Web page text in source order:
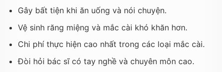
Gây bất tiện khi ăn uống và nói chuyện.
Vệ sinh răng miệng và mắc cài khó khăn hơn.
Chi phí thực hiện cao nhất trong các loại mắc cài.
Đòi hỏi bác sĩ có tay nghề và chuyên môn cao.